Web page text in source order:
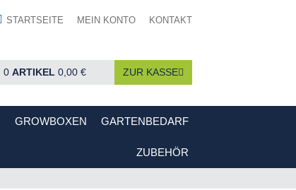
STARTSEITE MEIN KONTO KONTAKT
0 ARTIKEL 0,00 € ZUR KASSE
GROWBOXEN GARTENBEDARF
ZUBEHÖR